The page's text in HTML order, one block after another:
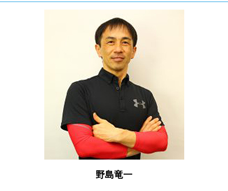
野島竜一